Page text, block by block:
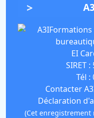
EI
SIRET :
Tél :
Contacter
Déclaration
(Cet enregistrement